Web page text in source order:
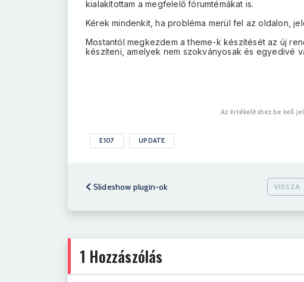
kialakítottam a megfelelő fórumtémákat is.
Kérek mindenkit, ha probléma merül fel az oldalon,
Mostantól megkezdem a theme-k készítését az új
készíteni, amelyek nem szokványosak és egyedivé
Az értékeléshez be kell
E107 UPDATE
Slideshow plugin-ok VISSZA
1 Hozzászólás